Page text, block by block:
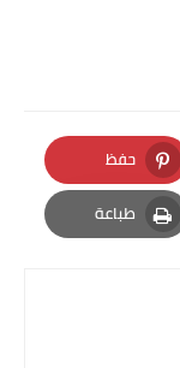
حفظ
Pinterest
طباعة
Print